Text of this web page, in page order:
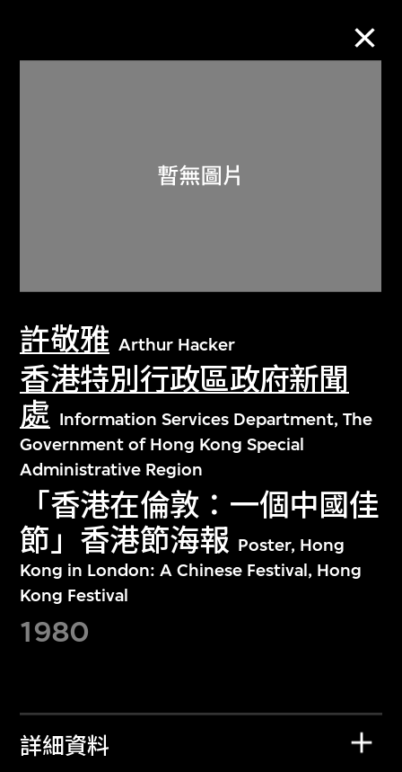
許敬雅 Arthur Hacker
香港特別行政區政府新聞
處 Information Services Department, The
Government of Hong Kong Special
Administrative Region
「香港在倫敦：一個中國佳
節」香港節海報 Poster, Hong
Kong in London: A Chinese Festival, Hong
Kong Festival
1980
詳細資料
關於M+藏品
探索世界頂級的二十及二十一世紀視覺
文化藏品。